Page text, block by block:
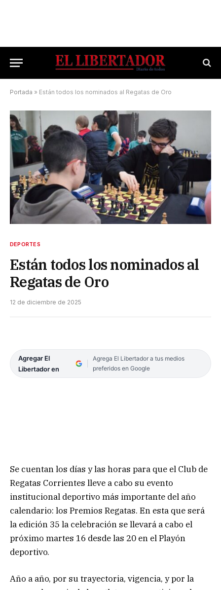
Portada » Están todos los nominados al Regatas de Oro
DEPORTES
Están todos los nominados al
Regatas de Oro
12 de diciembre de 2025
Agregar El
Libertador en
Agrega El Libertador a tus medios
preferidos en Google
Se cuentan los días y las horas para que el Club de
Regatas Corrientes lleve a cabo su evento
institucional deportivo más importante del año
calendario: los Premios Regatas. En esta que será
la edición 35 la celebración se llevará a cabo el
próximo martes 16 desde las 20 en el Playón
deportivo.
Año a año, por su trayectoria, vigencia, y por la